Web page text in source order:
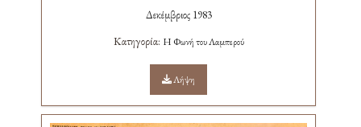
Δεκέμβριος 1983
Κατηγορία: Η Φωνή του Λαμπερού
Λήψη